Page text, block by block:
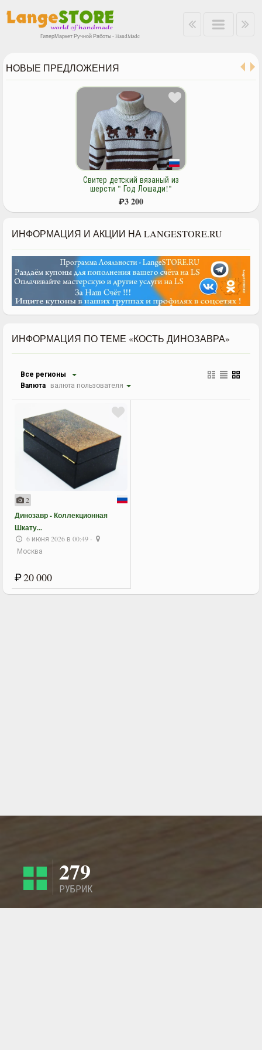
ГиперМаркет Ручной Работы - HandMade
НОВЫЕ ПРЕДЛОЖЕНИЯ
Свитер детский вязаный из
шерсти " Год Лошади!"
₽3 200
ИНФОРМАЦИЯ И АКЦИИ НА LANGESTORE.RU
ИНФОРМАЦИЯ ПО ТЕМЕ «КОСТЬ ДИНОЗАВРА»
Все регионы
Валюта валюта пользователя
2
Динозавр - Коллекционная
Шкату...
6 июня 2026 в 00:49 -
Москва
₽20 000
279
РУБРИК